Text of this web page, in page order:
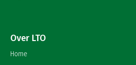
Over LTO
Home